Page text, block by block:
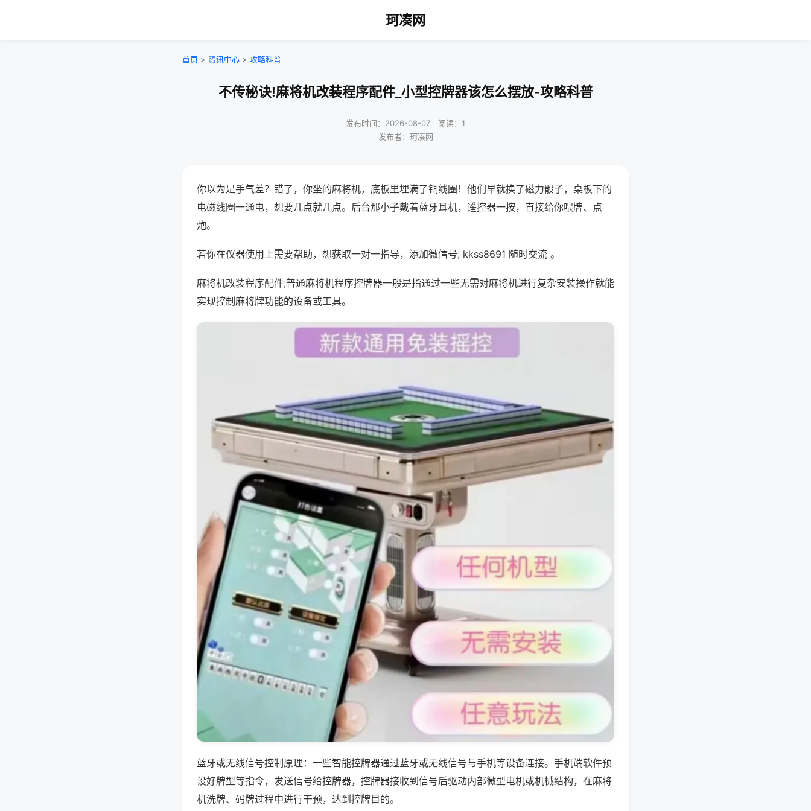
珂凑网
首页 > 资讯中心 > 攻略科普
不传秘诀!麻将机改装程序配件_小型控牌器该怎么摆放-攻略科普
发布时间：2026-08-07｜阅读：1
发布者：珂凑网
你以为是手气差？错了，你坐的麻将机，底板里埋满了铜线圈！他们早就换了磁力骰子，桌板下的
电磁线圈一通电，想要几点就几点。后台那小子戴着蓝牙耳机，遥控器一按，直接给你喂牌、点
炮。
若你在仪器使用上需要帮助，想获取一对一指导，添加微信号; kkss8691 随时交流 。
麻将机改装程序配件;普通麻将机程序控牌器一般是指通过一些无需对麻将机进行复杂安装操作就能
实现控制麻将牌功能的设备或工具。
蓝牙或无线信号控制原理：一些智能控牌器通过蓝牙或无线信号与手机等设备连接。手机端软件预
设好牌型等指令，发送信号给控牌器，控牌器接收到信号后驱动内部微型电机或机械结构，在麻将
机洗牌、码牌过程中进行干预，达到控牌目的。